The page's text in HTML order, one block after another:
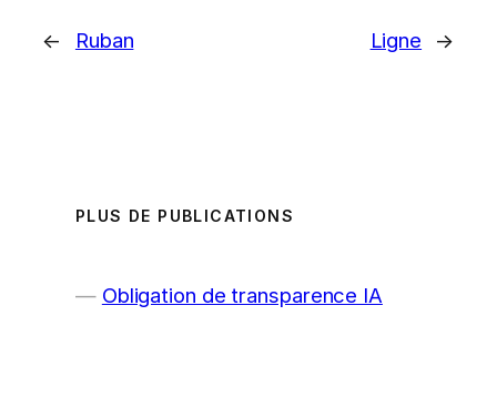
← Ruban Ligne →
PLUS DE PUBLICATIONS
Obligation de transparence IA